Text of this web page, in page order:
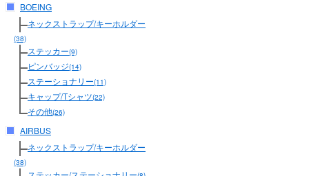
BOEING
ネックストラップ/キーホルダー
(38)
ステッカー(9)
ピンバッジ(14)
ステーショナリー(11)
キャップ/Tシャツ(22)
その他(26)
AIRBUS
ネックストラップ/キーホルダー
(38)